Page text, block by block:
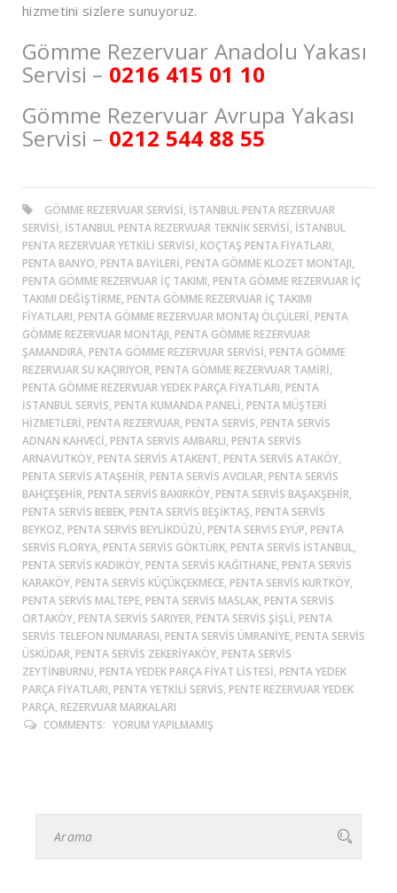
hizmetini sizlere sunuyoruz.
Gömme Rezervuar Anadolu Yakası
Servisi – 0216 415 01 10
Gömme Rezervuar Avrupa Yakası
Servisi – 0212 544 88 55
GÖMME REZERVUAR SERVISI, ISTANBUL PENTA REZERVUAR
SERVISI, ISTANBUL PENTA REZERVUAR TEKNIK SERVISI, ISTANBUL
PENTA REZERVUAR YETKILI SERVISI, KOÇTAŞ PENTA FIYATLARI,
PENTA BANYO, PENTA BAYILERI, PENTA GÖMME KLOZET MONTAJI,
PENTA GÖMME REZERVUAR İÇ TAKIMI, PENTA GÖMME REZERVUAR İÇ
TAKIMI DEĞIŞTIRME, PENTA GÖMME REZERVUAR İÇ TAKIMI
FIYATLARI, PENTA GÖMME REZERVUAR MONTAJ ÖLÇÜLERI, PENTA
GÖMME REZERVUAR MONTAJI, PENTA GÖMME REZERVUAR
ŞAMANDIRA, PENTA GÖMME REZERVUAR SERVISI, PENTA GÖMME
REZERVUAR SU KAÇIRIYOR, PENTA GÖMME REZERVUAR TAMIRI,
PENTA GÖMME REZERVUAR YEDEK PARÇA FIYATLARI, PENTA
ISTANBUL SERVIS, PENTA KUMANDA PANELI, PENTA MÜŞTERI
HIZMETLERI, PENTA REZERVUAR, PENTA SERVIS, PENTA SERVIS
ADNAN KAHVECI, PENTA SERVIS AMBARLI, PENTA SERVIS
ARNAVUTKÖY, PENTA SERVIS ATAKENT, PENTA SERVIS ATAKÖY,
PENTA SERVIS ATAŞEHIR, PENTA SERVIS AVCILAR, PENTA SERVIS
BAHÇEŞEHIR, PENTA SERVIS BAKIRKÖY, PENTA SERVIS BAŞAKŞEHIR,
PENTA SERVIS BEBEK, PENTA SERVIS BEŞIKTAŞ, PENTA SERVIS
BEYKOZ, PENTA SERVIS BEYLIKDÜZÜ, PENTA SERVIS EYÜP, PENTA
SERVIS FLORYA, PENTA SERVIS GÖKTÜRK, PENTA SERVIS ISTANBUL,
PENTA SERVIS KADIKÖY, PENTA SERVIS KAĞITHANE, PENTA SERVIS
KARAKÖY, PENTA SERVIS KÜÇÜKÇEKMECE, PENTA SERVIS KURTKÖY,
PENTA SERVIS MALTEPE, PENTA SERVIS MASLAK, PENTA SERVIS
ORTAKÖY, PENTA SERVIS SARIYER, PENTA SERVIS ŞIŞLI, PENTA
SERVIS TELEFON NUMARASI, PENTA SERVIS ÜMRANIYE, PENTA SERVIS
ÜSKÜDAR, PENTA SERVIS ZEKERIYAKÖY, PENTA SERVIS
ZEYTINBURNU, PENTA YEDEK PARÇA FIYAT LISTESI, PENTA YEDEK
PARÇA FIYATLARI, PENTA YETKILI SERVIS, PENTE REZERVUAR YEDEK
PARÇA, REZERVUAR MARKALARI
COMMENTS: YORUM YAPILMAMIŞ